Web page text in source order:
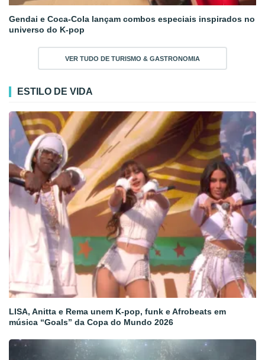
Gendai e Coca-Cola lançam combos especiais inspirados no
universo do K-pop
VER TUDO DE TURISMO & GASTRONOMIA
ESTILO DE VIDA
LISA, Anitta e Rema unem K-pop, funk e Afrobeats em
música “Goals” da Copa do Mundo 2026